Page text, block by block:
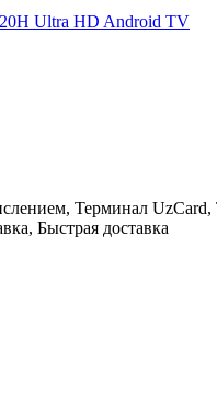
Ultra HD Android TV
Терминал
Быстрая доставка